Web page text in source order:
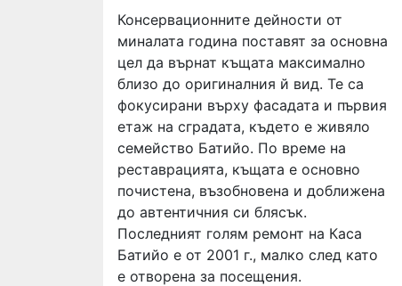
Консервационните дейности от
миналата година поставят за основна
цел да върнат къщата максимално
близо до оригиналния й вид. Те са
фокусирани върху фасадата и първия
етаж на сградата, където е живяло
семейство Батийо. По време на
реставрацията, къщата е основно
почистена, възобновена и доближена
до автентичния си блясък.
Последният голям ремонт на Каса
Батийо е от 2001 г., малко след като
е отворена за посещения.